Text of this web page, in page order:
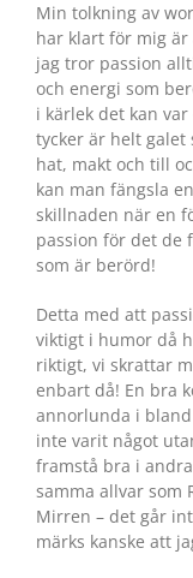
Min tolkning av
har klart för mig är
jag tror passion
och energi som
i kärlek det kan
tycker är helt galet
hat, makt och till
kan man fängsla
skillnaden när en
passion för det de
som är berörd!
Detta med att
viktigt i humor då
riktigt, vi skrattar
enbart då! En bra
annorlunda i
inte varit något
framstå bra i
samma allvar som
Mirren – det går
märks kanske att